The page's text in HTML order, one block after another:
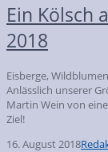
Ein Kölsch
2018
Eisberge,
Anlässlich unserer
Martin Wein von
Ziel!
16. August 2018